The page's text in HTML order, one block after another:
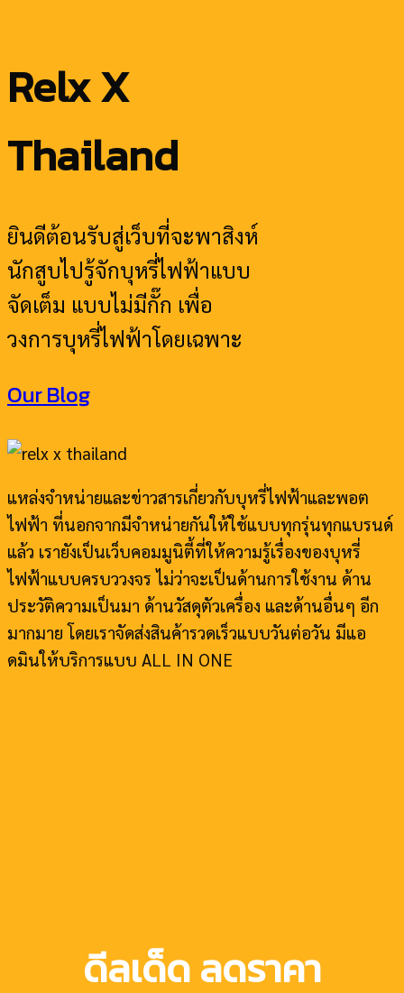
Relx X
Thailand
ยินดีต้อนรับสู่เว็บที่จะพาสิงห์
นักสูบไปรู้จักบุหรี่ไฟฟ้าแบบ
จัดเต็ม แบบไม่มีกั๊ก เพื่อ
วงการบุหรี่ไฟฟ้าโดยเฉพาะ
Our Blog
แหล่งจำหน่ายและข่าวสารเกี่ยวกับบุหรี่ไฟฟ้าและพอต
ไฟฟ้า ที่นอกจากมีจำหน่ายกันให้ใช้แบบทุกรุ่นทุกแบรนด์
แล้ว เรายังเป็นเว็บคอมมูนิตี้ที่ให้ความรู้เรื่องของบุหรี่
ไฟฟ้าแบบครบววงจร ไม่ว่าจะเป็นด้านการใช้งาน ด้าน
ประวัติความเป็นมา ด้านวัสดุตัวเครื่อง และด้านอื่นๆ อีก
มากมาย โดยเราจัดส่งสินค้ารวดเร็วแบบวันต่อวัน มีแอ
ดมินให้บริการแบบ ALL IN ONE
ดีลเด็ด ลดราคา